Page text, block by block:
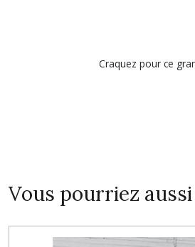
Craquez pour ce
Vous pourriez